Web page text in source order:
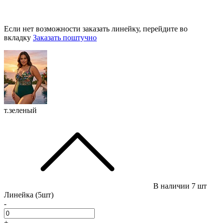
Если нет возможности заказать линейку, перейдите во
вкладку Заказать поштучно
т.зеленый
В наличии 7 шт
Линейка (5шт)
-